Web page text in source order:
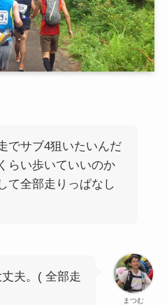
でサブ4狙いたいんだ
らい歩いていいのか
て全部走りっぱなし
まつむ
夫。( 全部走